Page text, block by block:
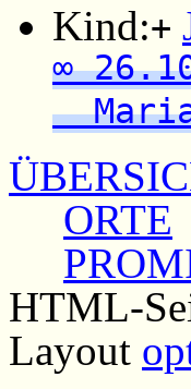
Kind:+
∞
Maria
ORTE
HTML-
Layout